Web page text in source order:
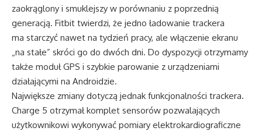
zaokrąglony i smuklejszy w porównaniu z poprzednią
generacją. Fitbit twierdzi, że jedno ładowanie trackera
ma starczyć nawet na tydzień pracy, ale włączenie ekranu
„na stałe” skróci go do dwóch dni. Do dyspozycji otrzymamy
także moduł GPS i szybkie parowanie z urządzeniami
działającymi na Androidzie.
Największe zmiany dotyczą jednak funkcjonalności trackera.
Charge 5 otrzymał komplet sensorów pozwalających
użytkownikowi wykonywać pomiary elektrokardiograficzne